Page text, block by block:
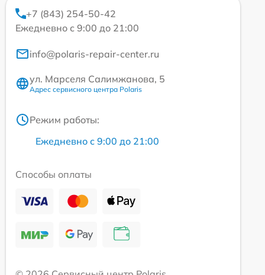
+7 (843) 254-50-42
Ежедневно с 9:00 до 21:00
info@polaris-repair-center.ru
ул. Марселя Салимжанова, 5
Адрес сервисного центра Polaris
Режим работы:
Ежедневно с 9:00 до 21:00
Способы оплаты